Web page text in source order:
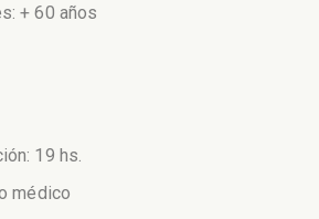
+ 60 años
19 hs.
médico